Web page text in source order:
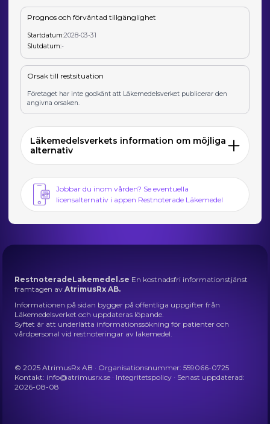
Prognos och förväntad tillgänglighet
Startdatum:2028-03-31
Slutdatum:-
Orsak till restsituation
Företaget har inte godkänt att Läkemedelsverket publicerar den
angivna orsaken.
Läkemedelsverkets information om möjliga
alternativ
Jobbar du inom vården? Se eventuella
licensalternativ i appen Restnoterade Läkemedel
RestnoteradeLakemedel.se En kostnadsfri informationstjänst
framtagen avAtrimusRx AB.
Informationen på sidan bygger på offentliga uppgifter från
Läkemedelsverket och uppdateras löpande.
Syftet är att underlätta informationssökning för patienter och
vårdpersonal vid restnoteringar av läkemedel.
© 2025 AtrimusRx AB · Organisationsnummer: 559066-0725
Kontakt: info@atrimusrx.se · Integritetspolicy · Senast uppdaterad:
2026-08-08